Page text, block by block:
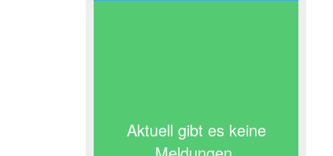
Aktuell gibt es keine